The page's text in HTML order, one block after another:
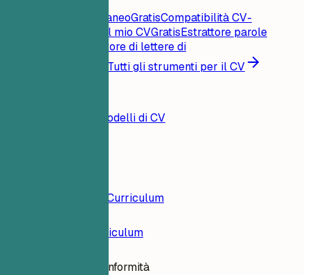
Punteggio CV istantaneoGratisCompatibilità CV-
Critica il mio CVGratisEstrattore parole
Generatore di lettere di
Tutti gli strumenti per il CV
Modelli di CV
Costruttore di Curriculum
Esempi di Curriculum
Auditrice di Conformità